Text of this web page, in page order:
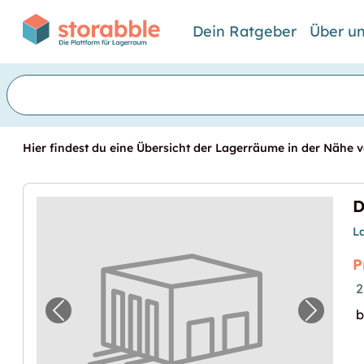
Dein Ratgeber Über
Hier findest du eine Übersicht der Lagerräume in der Nähe
Vorheriges Bild für "Dépôt centre ville"